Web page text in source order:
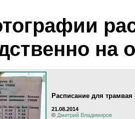
на
Расписание для
21.08.2014
© Дмитрий Владимиров